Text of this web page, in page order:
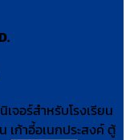
จอร์สำหรับโรงเรียน
เก้าอี้อเนกประสงค์ ตู้